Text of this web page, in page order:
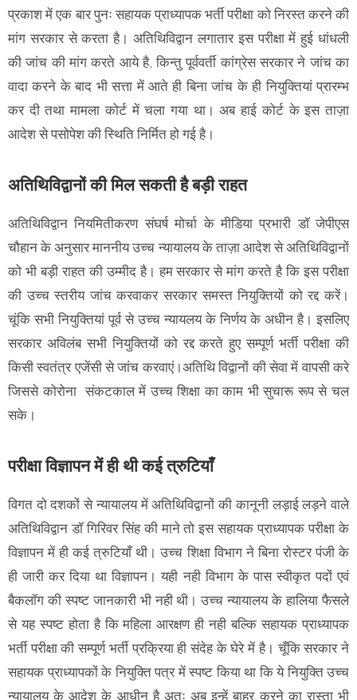
प्रकाश में एक बार पुनः सहायक प्राध्यापक भर्ती परीक्षा को निरस्त करने की
मांग सरकार से करता है। अतिथिविद्वान लगातार इस परीक्षा में हुई धांधली
की जांच की मांग करते आये है, किन्तु पूर्ववर्ती कांग्रेस सरकार ने जांच का
वादा करने के बाद भी सत्ता में आते ही बिना जांच के ही नियुक्तियां प्रारम्भ
कर दी तथा मामला कोर्ट में चला गया था। अब हाई कोर्ट के इस ताज़ा
आदेश से पसोपेश की स्थिति निर्मित हो गई है।
अतिथिविद्वानों की मिल सकती है बड़ी राहत
अतिथिविद्वान नियमितीकरण संघर्ष मोर्चा के मीडिया प्रभारी डॉ जेपीएस
चौहान के अनुसार माननीय उच्च न्यायालय के ताज़ा आदेश से अतिथिविद्वानों
को भी बड़ी राहत की उम्मीद है। हम सरकार से मांग करते है कि इस परीक्षा
की उच्च स्तरीय जांच करवाकर सरकार समस्त नियुक्तियों को रद्द करें।
चूंकि सभी नियुक्तियां पूर्व से उच्च न्यायलय के निर्णय के अधीन है। इसलिए
सरकार अविलंब सभी नियुक्तियों को रद्द करते हुए सम्पूर्ण भर्ती परीक्षा की
किसी स्वतंत्र एजेंसी से जांच करवाएं।अतिथि विद्वानों की सेवा में वापसी करे
जिससे कोरोना संकटकाल में उच्च शिक्षा का काम भी सुचारू रूप से चल
सके।
परीक्षा विज्ञापन में ही थी कई त्रुटियाँ
विगत दो दशकों से न्यायालय में अतिथिविद्वानों की कानूनी लड़ाई लड़ने वाले
अतिथिविद्वान डॉ गिरिवर सिंह की माने तो इस सहायक प्राध्यापक परीक्षा के
विज्ञापन में ही कई त्रुटियाँ थी। उच्च शिक्षा विभाग ने बिना रोस्टर पंजी के
ही जारी कर दिया था विज्ञापन। यही नही विभाग के पास स्वीकृत पदों एवं
बैकलॉग की स्पष्ट जानकारी भी नही थी। उच्च न्यायालय के हालिया फैसले
से यह स्पष्ट होता है कि महिला आरक्षण ही नही बल्कि सहायक प्राध्यापक
भर्ती परीक्षा की सम्पूर्ण भर्ती प्रक्रिया ही संदेह के घेरे में है। चूँकि सरकार ने
सहायक प्राध्यापकों के नियुक्ति पत्र में स्पष्ट किया था कि ये नियुक्ति उच्च
न्यायालय के आदेश के आधीन है अतः अब इन्हें बाहर करने का रास्ता भी